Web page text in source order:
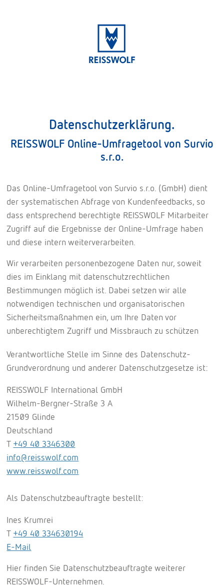
Datenschutzerklärung.
REISSWOLF Online-Umfragetool von Survio
s.r.o.
Das Online-Umfragetool von Survio s.r.o. (GmbH) dient
der systematischen Abfrage von Kundenfeedbacks, so
dass entsprechend berechtigte REISSWOLF Mitarbeiter
Zugriff auf die Ergebnisse der Online-Umfrage haben
und diese intern weiterverarbeiten.
Wir verarbeiten personenbezogene Daten nur, soweit
dies im Einklang mit datenschutzrechtlichen
Bestimmungen möglich ist. Dabei setzen wir alle
notwendigen technischen und organisatorischen
Sicherheitsmaßnahmen ein, um Ihre Daten vor
unberechtigtem Zugriff und Missbrauch zu schützen
Verantwortliche Stelle im Sinne des Datenschutz-
Grundverordnung und anderer Datenschutzgesetze ist:
REISSWOLF International GmbH
Wilhelm-Bergner-Straße 3 A
21509 Glinde
Deutschland
T +49 40 3346300
info@reisswolf.com
www.reisswolf.com
Als Datenschutzbeauftragte bestellt:
Ines Krumrei
T +49 40 334630194
E-Mail
Hier finden Sie Datenschutzbeauftragte weiterer
REISSWOLF-Unternehmen.